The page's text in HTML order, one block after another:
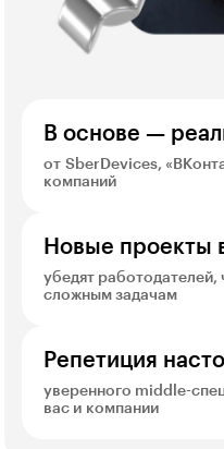
В основе —
от SberDevices,
компаний
Новые проекты
убедят
сложным задачам
Репетиция
уверенного middle-
вас и компании